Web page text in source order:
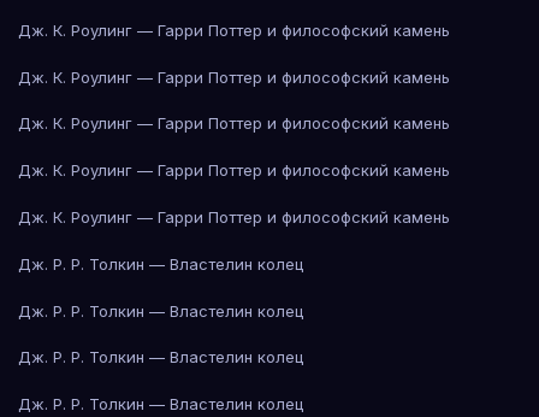
Дж. К. Роулинг — Гарри Поттер и философский камень
Дж. К. Роулинг — Гарри Поттер и философский камень
Дж. К. Роулинг — Гарри Поттер и философский камень
Дж. К. Роулинг — Гарри Поттер и философский камень
Дж. К. Роулинг — Гарри Поттер и философский камень
Дж. Р. Р. Толкин — Властелин колец
Дж. Р. Р. Толкин — Властелин колец
Дж. Р. Р. Толкин — Властелин колец
Дж. Р. Р. Толкин — Властелин колец